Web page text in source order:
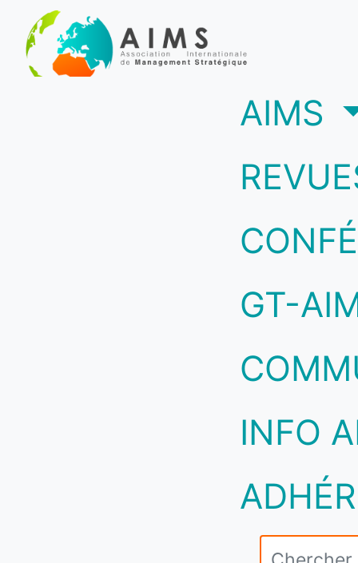
AIMS
GT-
INFO